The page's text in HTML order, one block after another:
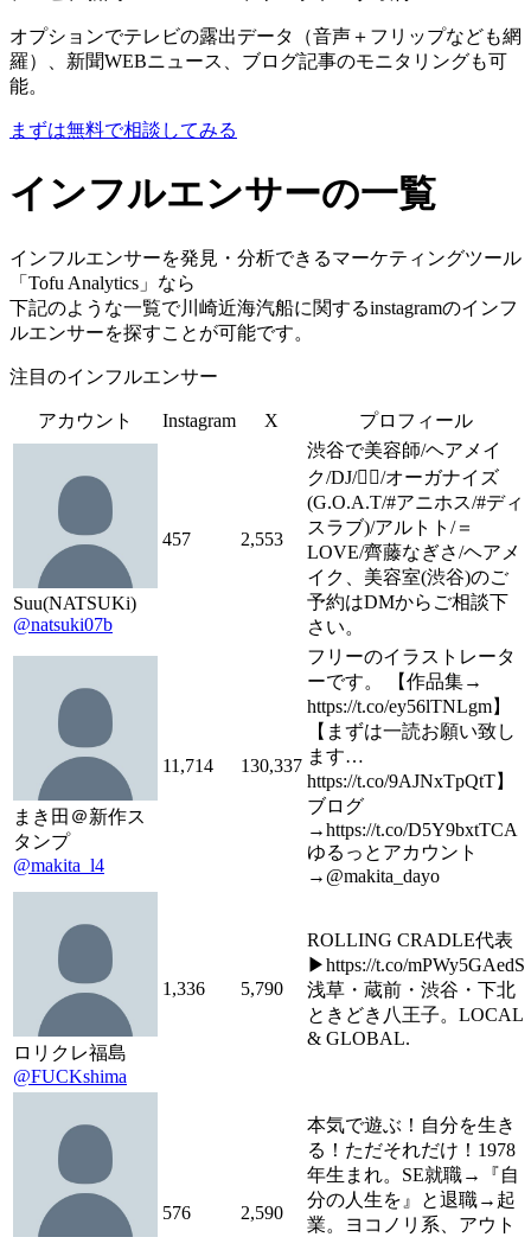
オプションでテレビの露出データ（音声＋フリップなども網
羅）、新聞WEBニュース、ブログ記事のモニタリングも可
能。
まずは無料で相談してみる
インフルエンサーの一覧
インフルエンサーを発見・分析できるマーケティングツール
「Tofu Analytics」なら
下記のような一覧で川崎近海汽船に関するinstagramのインフ
ルエンサーを探すことが可能です。
注目のインフルエンサー
アカウント Instagram X プロフィール
Suu(NATSUKi)
@natsuki07b
457 2,553
渋谷で美容師/ヘアメイ
ク/DJ/🏳️‍🌈/オーガナイズ
(G.O.A.T/#アニホス/#ディ
スラブ)/アルトト/＝
LOVE/齊藤なぎさ/ヘアメ
イク、美容室(渋谷)のご
予約はDMからご相談下
さい。
まき田＠新作ス
タンプ
@makita_l4
11,714 130,337
フリーのイラストレータ
ーです。 【作品集→
https://t.co/ey56lTNLgm】
【まずは一読お願い致し
ます…
https://t.co/9AJNxTpQtT】
ブログ
→https://t.co/D5Y9bxtTCA
ゆるっとアカウント
→@makita_dayo
ロリクレ福島
@FUCKshima
1,336 5,790
ROLLING CRADLE代表
▶︎https://t.co/mPWy5GAedS
浅草・蔵前・渋谷・下北
ときどき八王子。LOCAL
& GLOBAL.
576 2,590
本気で遊ぶ！自分を生き
る！ただそれだけ！1978
年生まれ。SE就職→『自
分の人生を』と退職→起
業。ヨコノリ系、アウト